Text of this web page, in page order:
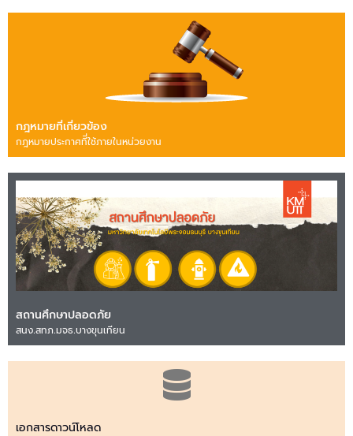
กฎหมายที่เกี่ยวข้อง
กฎหมายประกาศทีี่ใช้ภายในหน่วยงาน
สถานศึกษาปลอดภัย
สนง.สทภ.มจธ.บางขุนเทียน
เอกสารดาวน์โหลด